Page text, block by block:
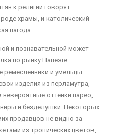
к религии говорят
храмы, и католический
пагода.
и познавательной может
по рынку Папеэте.
ремесленники и умельцы
изделия из перламутра,
оттенки парео,
и безделушки. Некоторых
продавцов не видно за
из тропических цветов,